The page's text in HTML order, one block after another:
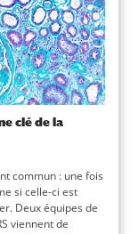
clé de la
commun : une fois
si celle-ci est
Deux équipes de
viennent de